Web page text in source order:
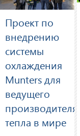
Проект по
внедрению
системы
охлаждения
Munters для
ведущего
производителя
тепла в мире